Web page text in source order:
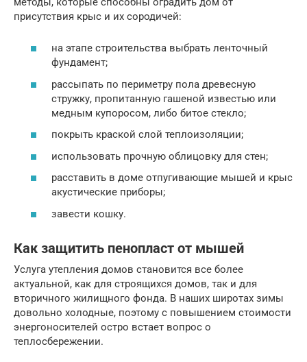
присутствия крыс и их сородичей:
на этапе строительства выбрать ленточный
фундамент;
рассыпать по периметру пола древесную
стружку, пропитанную гашеной известью или
медным купоросом, либо битое стекло;
покрыть краской слой теплоизоляции;
использовать прочную облицовку для стен;
расставить в доме отпугивающие мышей и крыс
акустические приборы;
завести кошку.
Как защитить пенопласт от мышей
Услуга утепления домов становится все более
актуальной, как для строящихся домов, так и для
вторичного жилищного фонда. В наших широтах зимы
довольно холодные, поэтому с повышением стоимости
энергоносителей остро встает вопрос о
теплосбережении.